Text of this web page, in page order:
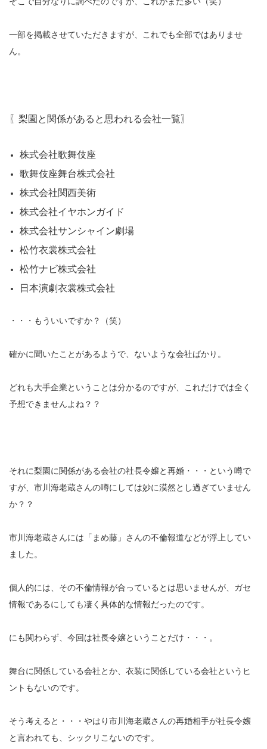
一部を掲載させていただきますが、これでも全部ではありませ
ん。
〖梨園と関係があると思われる会社一覧〗
株式会社歌舞伎座
歌舞伎座舞台株式会社
株式会社関西美術
株式会社イヤホンガイド
株式会社サンシャイン劇場
松竹衣裳株式会社
松竹ナビ株式会社
日本演劇衣裳株式会社
・・・もういいですか？（笑）
確かに聞いたことがあるようで、ないような会社ばかり。
どれも大手企業ということは分かるのですが、これだけでは全く
予想できませんよね？？
それに梨園に関係がある会社の社長令嬢と再婚・・・という噂で
すが、市川海老蔵さんの噂にしては妙に漠然とし過ぎていません
か？？
市川海老蔵さんには「まめ藤」さんの不倫報道などが浮上してい
ました。
個人的には、その不倫情報が合っているとは思いませんが、ガセ
情報であるにしても凄く具体的な情報だったのです。
にも関わらず、今回は社長令嬢ということだけ・・・。
舞台に関係している会社とか、衣装に関係している会社というヒ
ントもないのです。
そう考えると・・・やはり市川海老蔵さんの再婚相手が社長令嬢
と言われても、シックリこないのです。